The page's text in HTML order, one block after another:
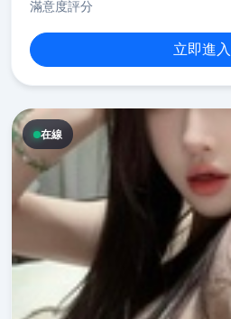
滿意度評分
立即進入
在線